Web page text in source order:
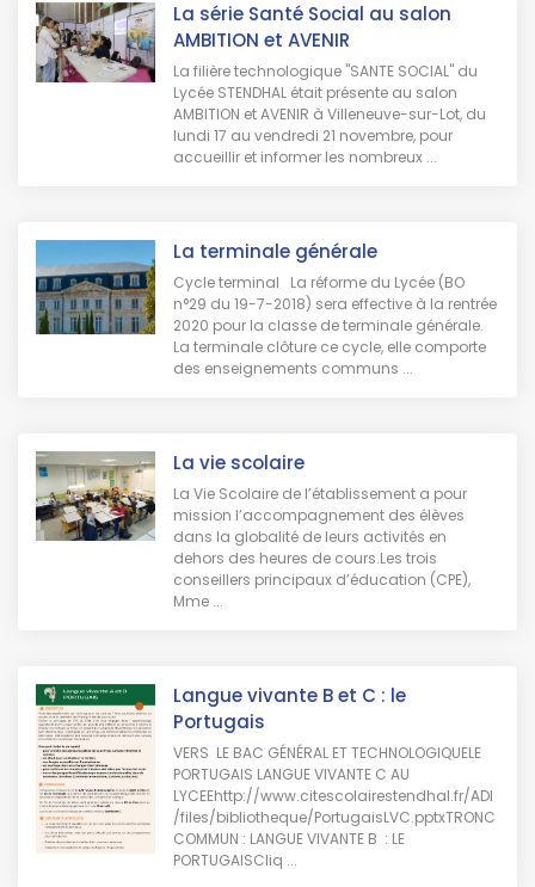
La série Santé Social au salon
AMBITION et AVENIR
La filière technologique "SANTE SOCIAL" du
Lycée STENDHAL était présente au salon
AMBITION et AVENIR à Villeneuve-sur-Lot, du
lundi 17 au vendredi 21 novembre, pour
accueillir et informer les nombreux ...
La terminale générale
Cycle terminal La réforme du Lycée (BO
n°29 du 19-7-2018) sera effective à la rentrée
2020 pour la classe de terminale générale.
La terminale clôture ce cycle, elle comporte
des enseignements communs ...
La vie scolaire
La Vie Scolaire de l’établissement a pour
mission l’accompagnement des élèves
dans la globalité de leurs activités en
dehors des heures de cours.Les trois
conseillers principaux d’éducation (CPE),
Mme ...
Langue vivante B et C : le
Portugais
VERS LE BAC GÉNÉRAL ET TECHNOLOGIQUELE
PORTUGAIS LANGUE VIVANTE C AU
LYCEEhttp://www.citescolairestendhal.fr/ADI
/files/bibliotheque/PortugaisLVC.pptxTRONC
COMMUN : LANGUE VIVANTE B : LE
PORTUGAISCliq ...